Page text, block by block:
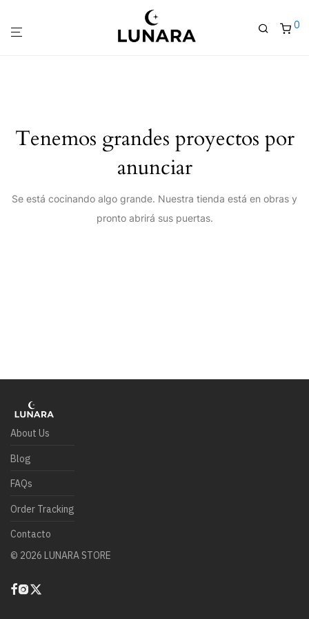
0
Tenemos grandes proyectos por
anunciar
Se está cocinando algo grande. Nuestra tienda está en obras y
pronto abrirá sus puertas.
About Us
Blog
FAQs
Order Tracking
Contacto
© 2026 LUNARA STORE